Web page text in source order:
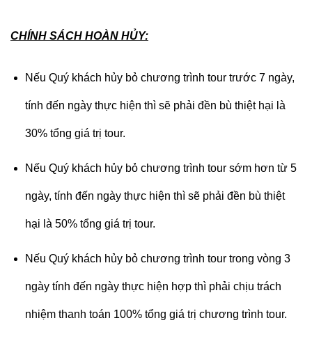
CHÍNH SÁCH HOÀN HỦY:
Nếu Quý khách hủy bỏ chương trình tour trước 7 ngày,
tính đến ngày thực hiện thì sẽ phải đền bù thiệt hại là
30% tổng giá trị tour.
Nếu Quý khách hủy bỏ chương trình tour sớm hơn từ 5
ngày, tính đến ngày thực hiện thì sẽ phải đền bù thiệt
hại là 50% tổng giá trị tour.
Nếu Quý khách hủy bỏ chương trình tour trong vòng 3
ngày tính đến ngày thực hiện hợp thì phải chịu trách
nhiệm thanh toán 100% tổng giá trị chương trình tour.